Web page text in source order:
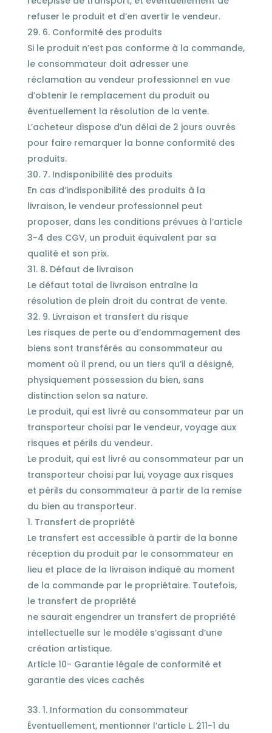
refuser le produit et d’en avertir le vendeur.
6. Conformité des produits
Si le produit n’est pas conforme à la commande,
le consommateur doit adresser une
réclamation au vendeur professionnel en vue
d’obtenir le remplacement du produit ou
éventuellement la résolution de la vente.
L’acheteur dispose d’un délai de 2 jours ouvrés
pour faire remarquer la bonne conformité des
produits.
7. Indisponibilité des produits
En cas d’indisponibilité des produits à la
livraison, le vendeur professionnel peut
proposer, dans les conditions prévues à l’article
3-4 des CGV, un produit équivalent par sa
qualité et son prix.
8. Défaut de livraison
Le défaut total de livraison entraîne la
résolution de plein droit du contrat de vente.
9. Livraison et transfert du risque
Les risques de perte ou d’endommagement des
biens sont transférés au consommateur au
moment où il prend, ou un tiers qu’il a désigné,
physiquement possession du bien, sans
distinction selon sa nature.
Le produit, qui est livré au consommateur par un
transporteur choisi par le vendeur, voyage aux
risques et périls du vendeur.
Le produit, qui est livré au consommateur par un
transporteur choisi par lui, voyage aux risques
et périls du consommateur à partir de la remise
du bien au transporteur.
Transfert de propriété
Le transfert est accessible à partir de la bonne
réception du produit par le consommateur en
lieu et place de la livraison indiqué au moment
de la commande par le propriétaire. Toutefois,
le transfert de propriété
ne saurait engendrer un transfert de propriété
intellectuelle sur le modèle s’agissant d’une
création artistique.
Article 10- Garantie légale de conformité et
garantie des vices cachés
1. Information du consommateur
Éventuellement, mentionner l’article L. 211-1 du